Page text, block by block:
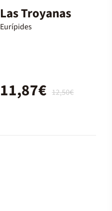
Las Troyanas
Eurípides
12,50€
11,87€